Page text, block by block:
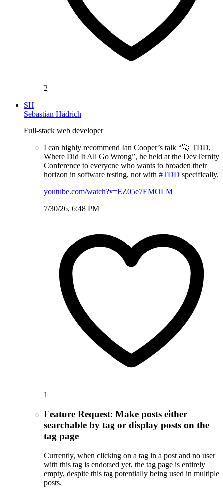
2
SH
Sebastian Hädrich
Full-stack web developer
I can highly recommend Ian Cooper’s talk “🚀 TDD,
Where Did It All Go Wrong”, he held at the DevTernity
Conference to everyone who wants to broaden their
horizon in software testing, not with #TDD specifically.
youtube.com/watch?v=EZ05e7EMOLM
7/30/26, 6:48 PM
1
Feature Request: Make posts either
searchable by tag or display posts on the
tag page
Currently, when clicking on a tag in a post and no user
with this tag is endorsed yet, the tag page is entirely
empty, despite this tag potentially being used in multiple
posts.